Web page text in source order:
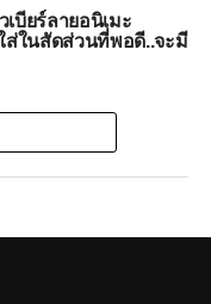
เบียร์ลายอนิเมะ
ส่ในสัดส่วนที่พอดี..จะมี